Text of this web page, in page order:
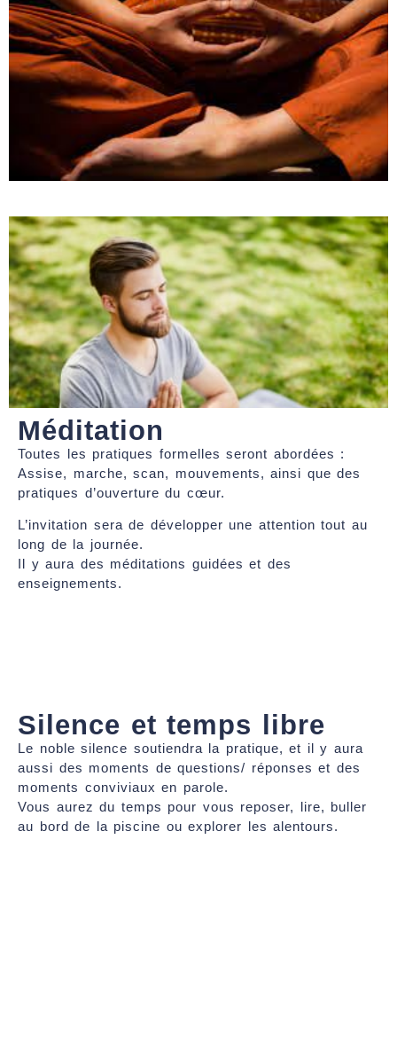
Méditation
Toutes les pratiques formelles seront abordées :
Assise, marche, scan, mouvements, ainsi que des
pratiques d’ouverture du cœur.
L’invitation sera de développer une attention tout au
long de la journée.
Il y aura des méditations guidées et des
enseignements.
Silence et temps libre
Le noble silence soutiendra la pratique, et il y aura
aussi des moments de questions/ réponses et des
moments conviviaux en parole.
Vous aurez du temps pour vous reposer, lire, buller
au bord de la piscine ou explorer les alentours.